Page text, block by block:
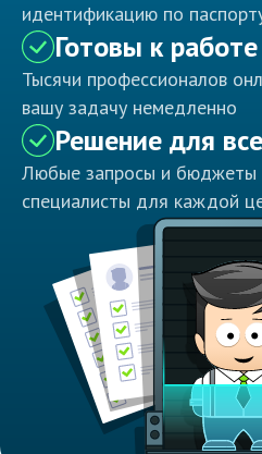
идентификацию по
Готовы к
Тысячи профессионалов
вашу задачу немедленно
Решение для
Любые запросы и бюджеты
специалисты для каждой